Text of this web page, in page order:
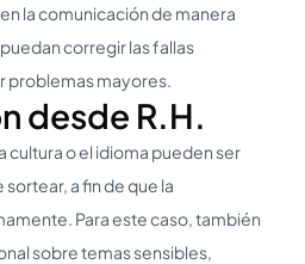
la comunicación de manera
corregir las fallas
problemas mayores.
desde R.H.
cultura o el idioma pueden ser
sortear, a fin de que la
Para este caso, también
sobre temas sensibles,